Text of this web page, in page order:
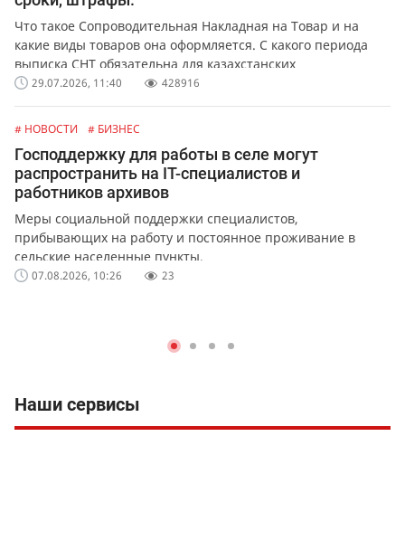
Что такое Сопроводительная Накладная на Товар и на
какие виды товаров она оформляется. С какого периода
выписка СНТ обязательна для казахстанских
предпринимателей и организаций. Какая ответственность
29.07.2026, 11:40 428916
# НОВОСТИ # БИЗНЕС
Господдержку для работы в селе могут
распространить на IT-специалистов и
работников архивов
Меры социальной поддержки специалистов,
прибывающих на работу и постоянное проживание в
сельские населенные пункты.
07.08.2026, 10:26 23
Наши сервисы